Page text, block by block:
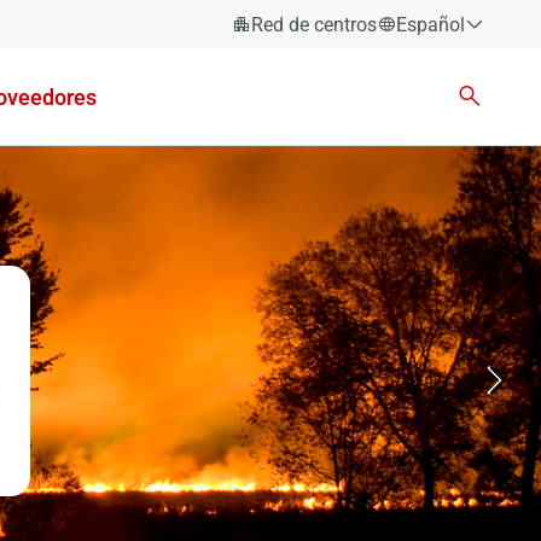
Red de centros
Español
Euskara
Valencià
English